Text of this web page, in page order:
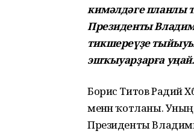
кимәлдәге планлы
Президенты
тикшереүҙе
эшҡыуарҙарға
Борис Титов Радий
менән ҡотланы. Уның
Президенты